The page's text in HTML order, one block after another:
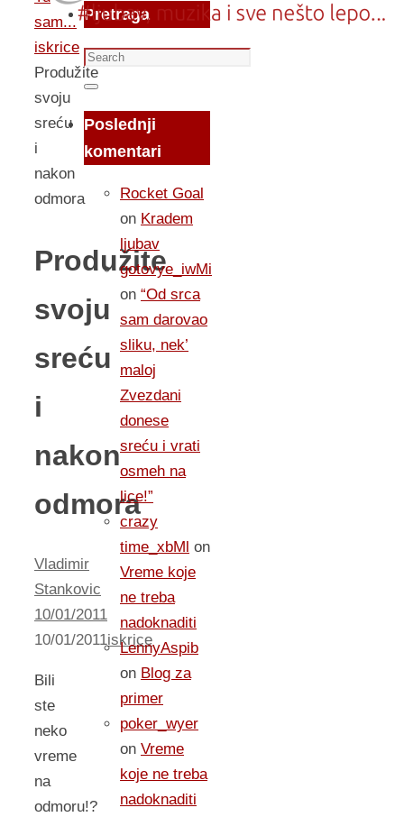
sam...
iskrice
Produžite
svoju
sreću
i
nakon
odmora
Produžite
svoju
sreću
i
nakon
odmora
Vladimir
Stankovic
10/01/2011
10/01/2011iskrice
Bili
ste
neko
vreme
na
odmoru!?
Pretraga
Search
for:
Search
Poslednji
komentari
Rocket Goal
on Kradem
ljubav
gotovye_iwMi
on “Od srca
sam darovao
sliku, nek’
maloj
Zvezdani
donese
sreću i vrati
osmeh na
lice!”
crazy
time_xbMl on
Vreme koje
ne treba
nadoknaditi
LennyAspib
on Blog za
primer
poker_wyer
on Vreme
koje ne treba
nadoknaditi